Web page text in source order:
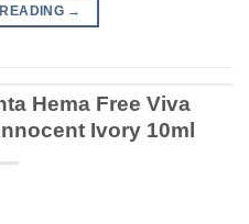
→
Hema Free Viva
Ivory 10ml